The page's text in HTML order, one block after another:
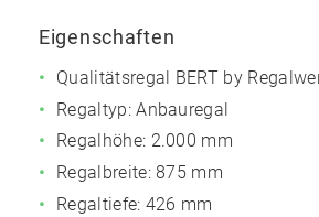
Eigenschaften
Qualitätsregal BERT by
Regaltyp: Anbauregal
Regalhöhe: 2.000 mm
Regalbreite: 875 mm
Regaltiefe: 426 mm